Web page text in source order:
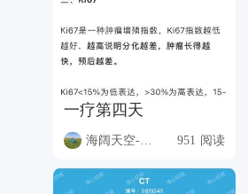
一疗第四天
海阔天空-李木子 951 阅读